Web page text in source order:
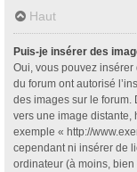
Haut
Puis-je insérer des
Oui, vous pouvez
du forum ont autorisé
des images sur le forum.
vers une image distante,
exemple « http://
cependant ni insérer de
ordinateur (à moins,